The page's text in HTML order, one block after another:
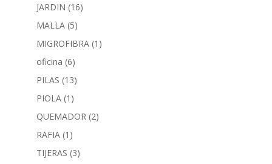
JARDIN (16)
MALLA (5)
MIGROFIBRA (1)
oficina (6)
PILAS (13)
PIOLA (1)
QUEMADOR (2)
RAFIA (1)
TIJERAS (3)